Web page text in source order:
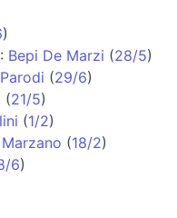
)
: Bepi De Marzi (28/5)
(29/6)
(21/5)
(1/2)
(18/2)
6)